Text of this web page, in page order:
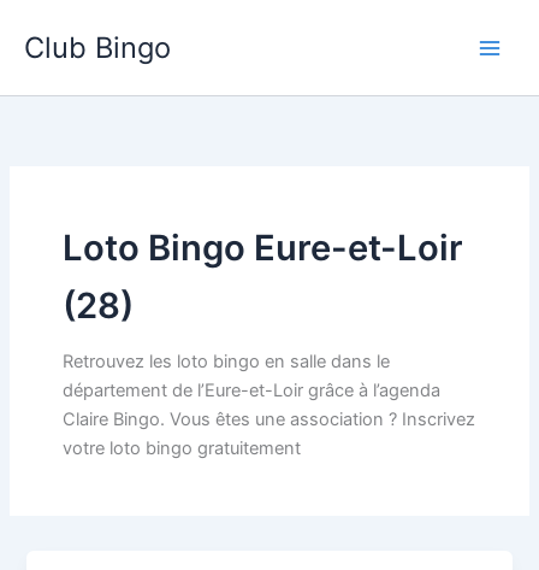
Club Bingo
Loto Bingo Eure-et-Loir
(28)
Retrouvez les loto bingo en salle dans le
département de l’Eure-et-Loir grâce à l’agenda
Claire Bingo. Vous êtes une association ? Inscrivez
votre loto bingo gratuitement